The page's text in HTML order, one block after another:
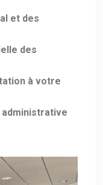
et des
des
à votre